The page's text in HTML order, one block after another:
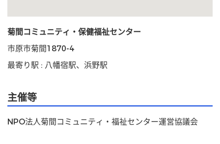
菊間コミュニティ・保健福祉センター
市原市菊間1870-4
最寄り駅 : 八幡宿駅、浜野駅
主催等
NPO法人菊間コミュニティ・福祉センター運営協議会